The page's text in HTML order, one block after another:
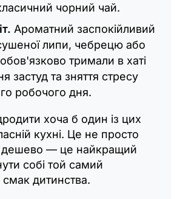
чорний чай.
Ароматний заспокійливий
липи, чебрецю або
тримали в хаті
застуд та зняття стресу
робочого дня.
хоча б один із цих
кухні. Це не просто
дешево — це найкращий
собі той самий
дитинства.